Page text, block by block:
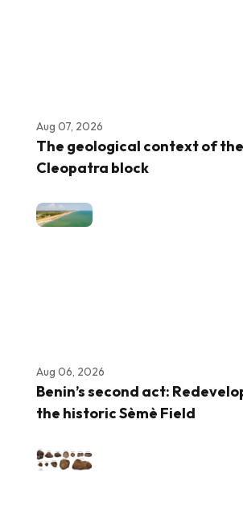
Aug 07, 2026
The geological context of
Cleopatra block
Aug 06, 2026
Benin’s second act:
the historic Sèmè Field